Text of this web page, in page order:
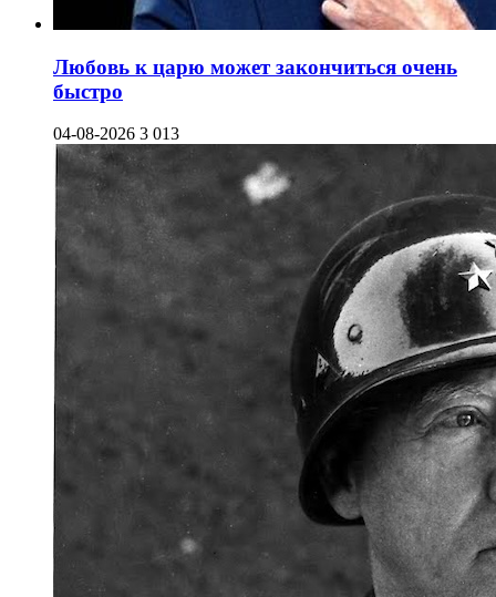
Любовь к царю может закончиться очень
быстро
04-08-2026 3 013